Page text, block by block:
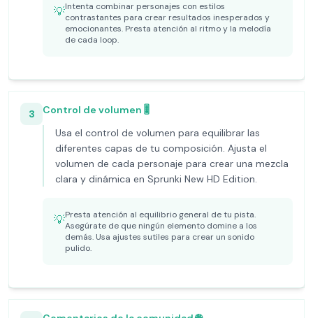
💡Intenta combinar personajes con estilos
contrastantes para crear resultados inesperados y
emocionantes. Presta atención al ritmo y la melodía
de cada loop.
3
Control de volumen 🎚️
Usa el control de volumen para equilibrar las
diferentes capas de tu composición. Ajusta el
volumen de cada personaje para crear una mezcla
clara y dinámica en Sprunki New HD Edition.
💡Presta atención al equilibrio general de tu pista.
Asegúrate de que ningún elemento domine a los
demás. Usa ajustes sutiles para crear un sonido
pulido.